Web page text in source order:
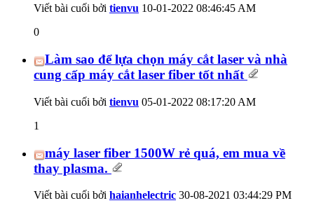
Viết bài cuối bởi tienvu 10-01-2022 08:46:45 AM
0
Làm sao để lựa chọn máy cắt laser và nhà
cung cấp máy cắt laser fiber tốt nhất
Viết bài cuối bởi tienvu 05-01-2022 08:17:20 AM
1
máy laser fiber 1500W rẻ quá, em mua về
thay plasma.
Viết bài cuối bởi haianhelectric 30-08-2021 03:44:29 PM